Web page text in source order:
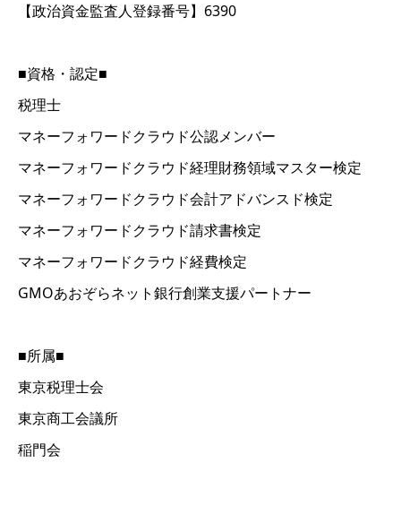
【政治資金監査人登録番号】6390
■資格・認定■
税理士
マネーフォワードクラウド公認メンバー
マネーフォワードクラウド経理財務領域マスター検定
マネーフォワードクラウド会計アドバンスド検定
マネーフォワードクラウド請求書検定
マネーフォワードクラウド経費検定
GMOあおぞらネット銀行創業支援パートナー
■所属■
東京税理士会
東京商工会議所
稲門会